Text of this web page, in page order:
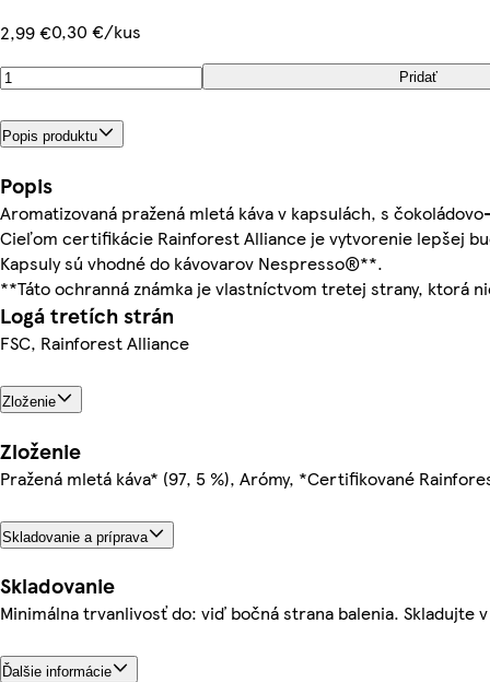
2,99 €0,30 €/kus
Pridať
Popis produktu
Popis
Aromatizovaná pražená mletá káva v kapsulách, s
Cieľom certifikácie Rainforest Alliance je vytvorenie lepšej
Kapsuly sú vhodné do kávovarov Nespresso®**.
**Táto ochranná známka je vlastníctvom tretej strany, ktorá
Logá tretích strán
FSC, Rainforest Alliance
Zloženie
Zloženie
Pražená mletá káva* (97, 5 %), Arómy, *Certifikované
Skladovanie a príprava
Skladovanie
Minimálna trvanlivosť do: viď bočná strana balenia. Skladujte
Ďalšie informácie